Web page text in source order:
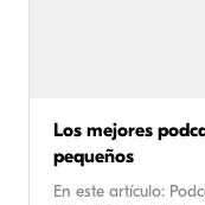
Los mejores
pequeños
En este artículo: